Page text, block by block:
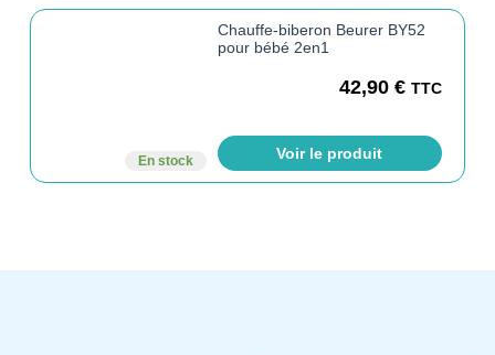
En stock
Chauffe-biberon Beurer BY52
pour bébé 2en1
42,90€ TTC
Voir le produit